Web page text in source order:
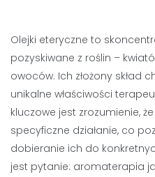
Olejki eteryczne to
pozyskiwane z roślin –
owoców. Ich złożony skład
unikalne właściwości
kluczowe jest zrozumienie,
specyficzne działanie, co
dobieranie ich do
jest pytanie: aromaterapia